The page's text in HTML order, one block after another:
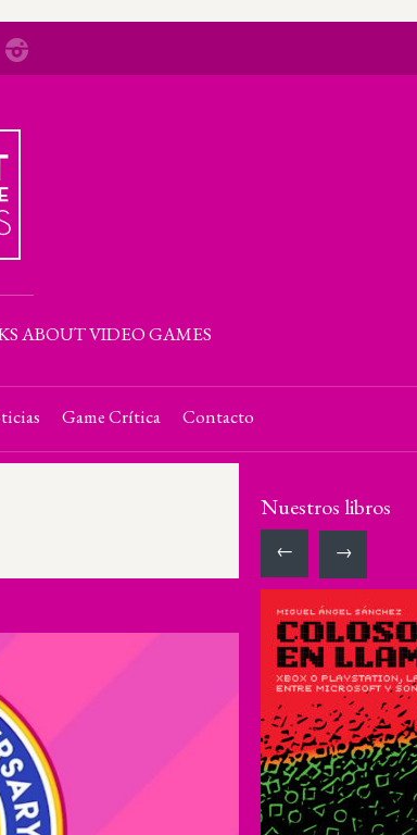
ABOUT VIDEO GAMES
Game Crítica Contacto
Nuestros libros
← →